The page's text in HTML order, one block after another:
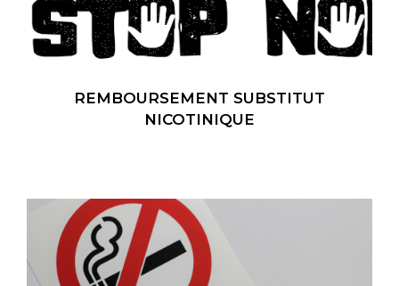
REMBOURSEMENT SUBSTITUT
NICOTINIQUE